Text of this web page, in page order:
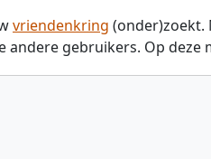
vriendenkring (onder)zoekt.
andere gebruikers. Op